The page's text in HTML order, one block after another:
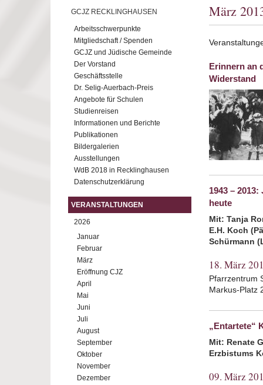
GCJZ RECKLINGHAUSEN
Arbeitsschwerpunkte
Mitgliedschaft / Spenden
GCJZ und Jüdische Gemeinde
Der Vorstand
Geschäftsstelle
Dr. Selig-Auerbach-Preis
Angebote für Schulen
Studienreisen
Informationen und Berichte
Publikationen
Bildergalerien
Ausstellungen
WdB 2018 in Recklinghausen
Datenschutzerklärung
VERANSTALTUNGEN
2026
Januar
Februar
März
Eröffnung CJZ
April
Mai
Juni
Juli
August
September
Oktober
November
Dezember
März
Erinnern an
Widerstand
1943 –
heute
Mit: Tanja
E.H. Koch
Schürmann
18. März
Pfarrzentrum
Markus-Platz
„Entartete“
Mit: Renate
Erzbistums
09. März